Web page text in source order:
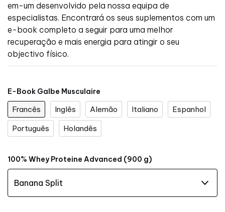
em-um desenvolvido pela nossa equipa de
especialistas. Encontrará os seus suplementos com um
e-book completo a seguir para uma melhor
recuperação e mais energia para atingir o seu
objectivo físico.
E-Book Galbe Musculaire
Francês Inglês Alemão Italiano
Espanhol
Português
Holandês
100% Whey Proteine Advanced (900 g)